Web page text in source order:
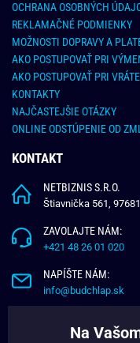
OCHRANA OSOBNÝCH
REKLAMAČNÉ PODMIENKY
MOŽNOSTI DOPRAVY A
AKO POSTUPOVAŤ PRI
AKO POSTUPOVAŤ PRI
KONTAKTY
NAJČASTEJŠIE OTÁZKY
ONLINE ODSTÚPENIE OD
KONTAKT
NETBIZNIS S.R.O.
Štiavnička 561,
ZAVOLAJTE NÁM:
+421 48 26 01 020
NAPÍŠTE NÁM:
info@budchlap.sk
Na